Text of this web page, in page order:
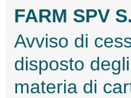
FARM SPV
Avviso di
disposto
materia di